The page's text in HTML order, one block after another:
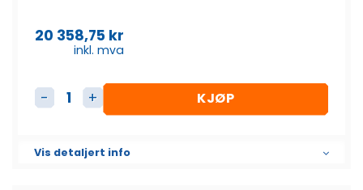
20 358,75 kr
inkl. mva
Beltestrammer komplett antall
KJØP
Vis detaljert info